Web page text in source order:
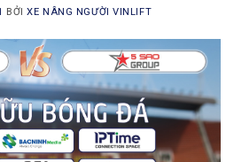
BỞIXE NÂNG NGƯỜI VINLIFT